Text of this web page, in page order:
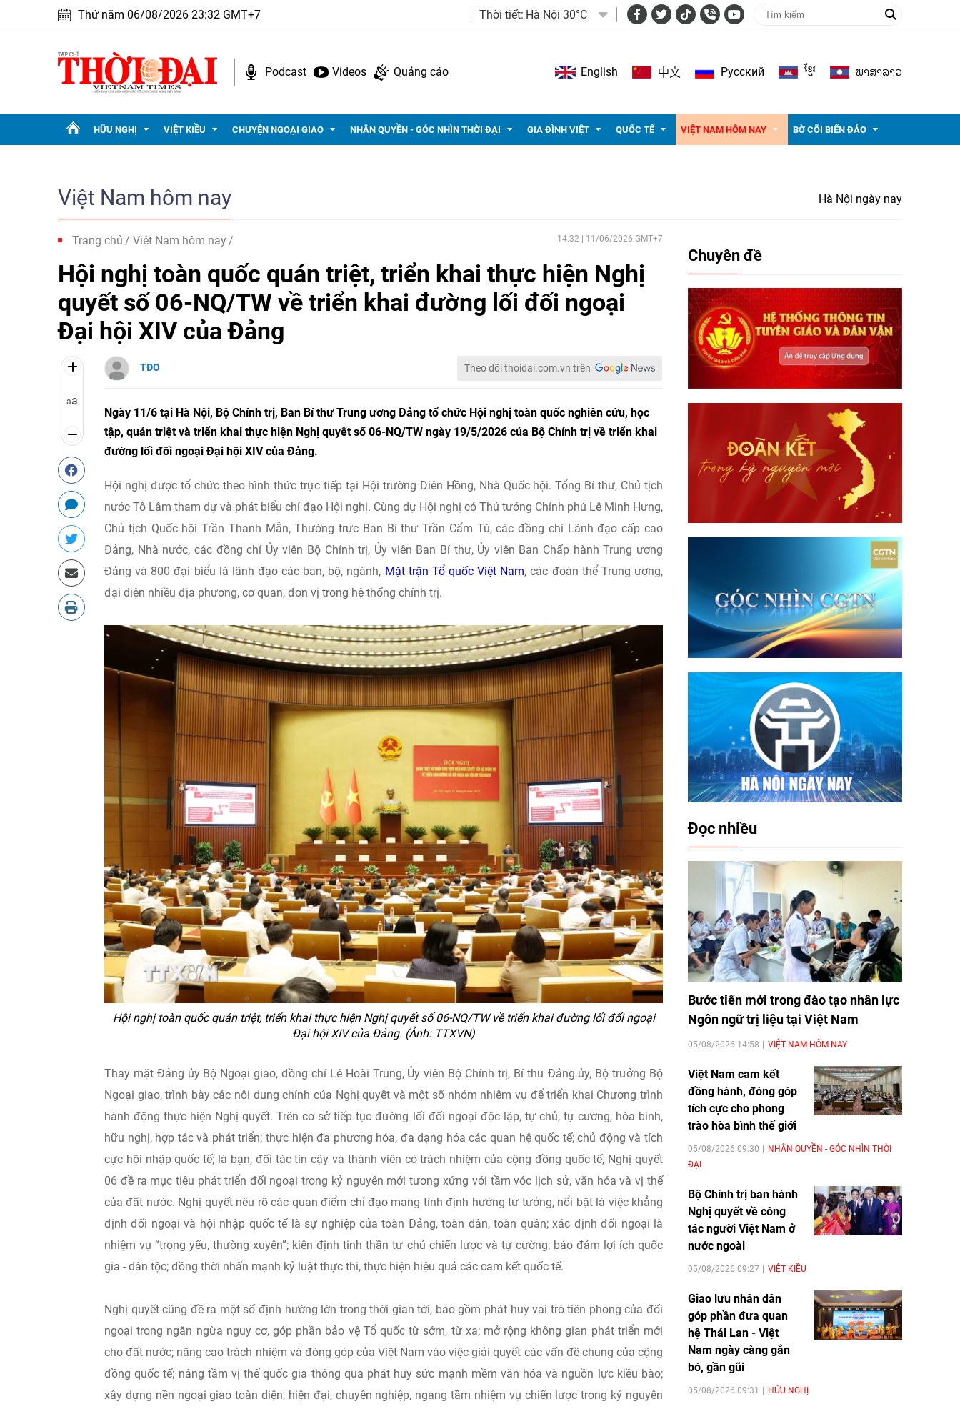
Thứ năm 06/08/2026 23:32 GMT+7 Thời tiết: Hà Nội 30°C
Podcast Videos Quảng cáo English 中文 Pусский ខ្មែរ ພາ​ສາ​ລາວ
HỮU NGHỊ VIỆT KIỀU CHUYỆN NGOẠI GIAO NHÂN QUYỀN - GÓC NHÌN THỜI ĐẠI GIA ĐÌNH VIỆT QUỐC TẾ VIỆT NAM HÔM NAY BỜ CÕI BIỂN ĐẢO
Việt Nam hôm nay Hà Nội ngày nay
Trang chủ Việt Nam hôm nay 14:32 | 11/06/2026 GMT+7
Hội nghị toàn quốc quán triệt, triển khai thực hiện Nghị
quyết số 06-NQ/TW về triển khai đường lối đối ngoại
Đại hội XIV của Đảng
aa
TĐO Theo dõi thoidai.com.vn trên
Ngày 11/6 tại Hà Nội, Bộ Chính trị, Ban Bí thư Trung ương Đảng tổ chức Hội nghị toàn quốc nghiên cứu, học
tập, quán triệt và triển khai thực hiện Nghị quyết số 06-NQ/TW ngày 19/5/2026 của Bộ Chính trị về triển khai
đường lối đối ngoại Đại hội XIV của Đảng.
Hội nghị được tổ chức theo hình thức trực tiếp tại Hội trường Diên Hồng, Nhà Quốc hội. Tổng Bí thư, Chủ tịch
nước Tô Lâm tham dự và phát biểu chỉ đạo Hội nghị. Cùng dự Hội nghị có Thủ tướng Chính phủ Lê Minh Hưng,
Chủ tịch Quốc hội Trần Thanh Mẫn, Thường trực Ban Bí thư Trần Cẩm Tú, các đồng chí Lãnh đạo cấp cao
Đảng, Nhà nước, các đồng chí Ủy viên Bộ Chính trị, Ủy viên Ban Bí thư, Ủy viên Ban Chấp hành Trung ương
Đảng và 800 đại biểu là lãnh đạo các ban, bộ, ngành, Mặt trận Tổ quốc Việt Nam, các đoàn thể Trung ương,
đại diện nhiều địa phương, cơ quan, đơn vị trong hệ thống chính trị.
Hội nghị toàn quốc quán triệt, triển khai thực hiện Nghị quyết số 06-NQ/TW về triển khai đường lối đối ngoại
Đại hội XIV của Đảng. (Ảnh: TTXVN)
Thay mặt Đảng ủy Bộ Ngoại giao, đồng chí Lê Hoài Trung, Ủy viên Bộ Chính trị, Bí thư Đảng ủy, Bộ trưởng Bộ
Ngoại giao, trình bày các nội dung chính của Nghị quyết và một số nhóm nhiệm vụ để triển khai Chương trình
hành động thực hiện Nghị quyết. Trên cơ sở tiếp tục đường lối đối ngoại độc lập, tự chủ, tự cường, hòa bình,
hữu nghị, hợp tác và phát triển; thực hiện đa phương hóa, đa dạng hóa các quan hệ quốc tế; chủ động và tích
cực hội nhập quốc tế; là bạn, đối tác tin cậy và thành viên có trách nhiệm của cộng đồng quốc tế, Nghị quyết
06 đề ra mục tiêu phát triển đối ngoại trong kỷ nguyên mới tương xứng với tầm vóc lịch sử, văn hóa và vị thế
của đất nước. Nghị quyết nêu rõ các quan điểm chỉ đạo mang tính định hướng tư tưởng, nổi bật là việc khẳng
định đối ngoại và hội nhập quốc tế là sự nghiệp của toàn Đảng, toàn dân, toàn quân; xác định đối ngoại là
nhiệm vụ “trọng yếu, thường xuyên”; kiên định tinh thần tự chủ chiến lược và tự cường; bảo đảm lợi ích quốc
gia - dân tộc; đồng thời nhấn mạnh kỷ luật thực thi, thực hiện hiệu quả các cam kết quốc tế.
Nghị quyết cũng đề ra một số định hướng lớn trong thời gian tới, bao gồm phát huy vai trò tiên phong của đối
ngoại trong ngăn ngừa nguy cơ, góp phần bảo vệ Tổ quốc từ sớm, từ xa; mở rộng không gian phát triển mới
cho đất nước; nâng cao trách nhiệm và đóng góp của Việt Nam vào việc giải quyết các vấn đề chung của cộng
đồng quốc tế; nâng tầm vị thế quốc gia thông qua phát huy sức mạnh mềm văn hóa và nguồn lực kiều bào;
xây dựng nền ngoại giao toàn diện, hiện đại, chuyên nghiệp, ngang tầm nhiệm vụ chiến lược trong kỷ nguyên
Chuyên đề
Đọc nhiều
Bước tiến mới trong đào tạo nhân lực
Ngôn ngữ trị liệu tại Việt Nam
05/08/2026 14:58 VIỆT NAM HÔM NAY
Việt Nam cam kết
đồng hành, đóng góp
tích cực cho phong
trào hòa bình thế giới
05/08/2026 09:30
NHÂN QUYỀN - GÓC NHÌN THỜI
ĐẠI
Bộ Chính trị ban hành
Nghị quyết về công
tác người Việt Nam ở
nước ngoài
05/08/2026 09:27 VIỆT KIỀU
Giao lưu nhân dân
góp phần đưa quan
hệ Thái Lan - Việt
Nam ngày càng gắn
bó, gần gũi
05/08/2026 09:31 HỮU NGHỊ